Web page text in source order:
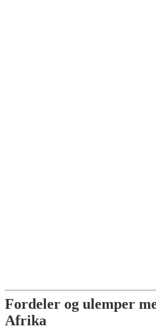
Fordeler og ulemper
Afrika